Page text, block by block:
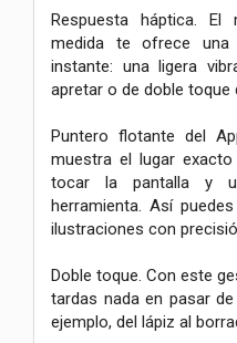
Respuesta háptica.
medida te ofrece una
instante: una ligera
apretar o de doble
Puntero flotante del
muestra el lugar
tocar la pantalla y
herramienta. Así
ilustraciones con
Doble toque. Con este
tardas nada en pasar
ejemplo, del lápiz al